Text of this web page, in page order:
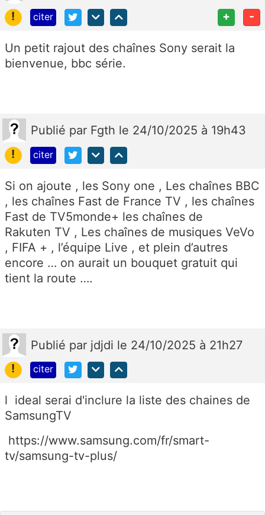
!
citer + -
Un petit rajout des chaînes Sony serait la
bienvenue, bbc série.
Publié par Fgth le 24/10/2025 à 19h43
!
citer
Si on ajoute , les Sony one , Les chaînes BBC
, les chaînes Fast de France TV , les chaînes
Fast de TV5monde+ les chaînes de
Rakuten TV , Les chaînes de musiques VeVo
, FIFA + , l’équipe Live , et plein d’autres
encore … on aurait un bouquet gratuit qui
tient la route ….
Publié par jdjdi le 24/10/2025 à 21h27
!
citer
l ideal serai d'inclure la liste des chaines de
SamsungTV
https://www.samsung.com/fr/smart-
tv/samsung-tv-plus/